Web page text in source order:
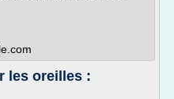
les oreilles :